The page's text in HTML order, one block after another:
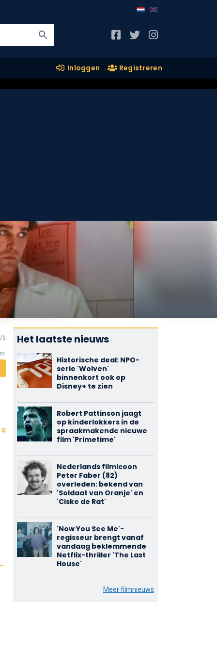
Inloggen Registreren
Het laatste nieuws
Historische deal: NPO-
serie 'Wolven'
binnenkort ook op
Disney+ te zien
Robert Pattinson jaagt
op kinderlokkers in de
spraakmakende nieuwe
film 'Primetime'
Nederlands filmicoon
Peter Faber (82)
overleden: bekend van
'Soldaat van Oranje' en
'Ciske de Rat'
'Now You See Me'-
regisseur brengt vanaf
vandaag beklemmende
Netflix-thriller 'The Last
House'
Meer filmnieuws